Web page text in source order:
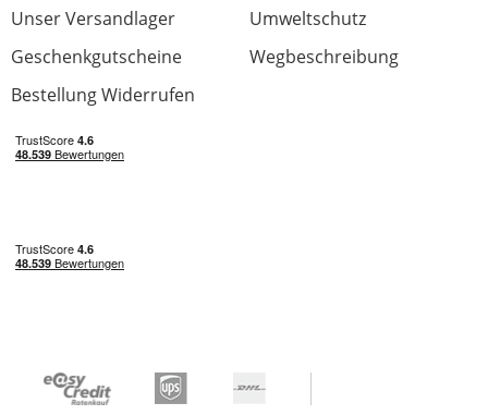
Unser Versandlager
Umweltschutz
Geschenkgutscheine
Wegbeschreibung
Bestellung Widerrufen